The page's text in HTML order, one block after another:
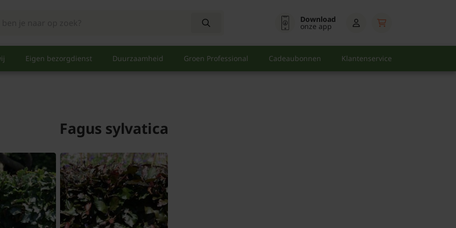
Download
onze app
Eigen bezorgdienst Duurzaamheid Groen Professional Cadeaubonnen Klantenservice
Fagus sylvatica